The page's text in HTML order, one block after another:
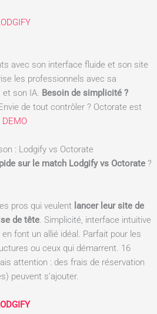
avec son interface fluide et son site
les professionnels avec sa
son IA. Besoin de simplicité ?
de tout contrôler ? Octorate est
DEMO
: Lodgify vs Octorate
sur le match Lodgify vs Octorate ?
pros qui veulent lancer leur site de
de tête . Simplicité, interface intuitive
font un allié idéal. Parfait pour les
ou ceux qui démarrent. 16
attention : des frais de réservation
peuvent s’ajouter.